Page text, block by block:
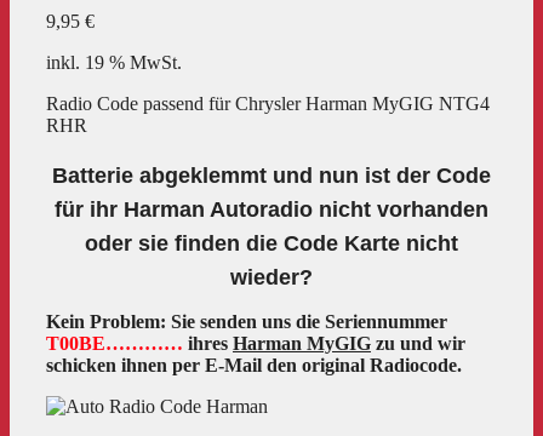
9,95 €
inkl. 19 % MwSt.
Radio Code passend für Chrysler Harman MyGIG NTG4
RHR
Batterie abgeklemmt und nun ist der Code
für ihr Harman Autoradio nicht vorhanden
oder sie finden die Code Karte nicht
wieder?
Kein Problem: Sie senden uns die Seriennummer
T00BE………… ihres Harman MyGIG zu und wir
schicken ihnen per E-Mail den original Radiocode.